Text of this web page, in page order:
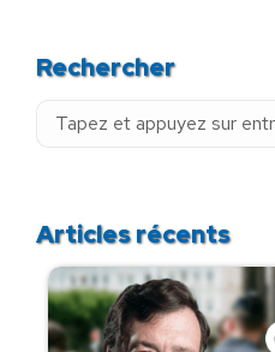
Rechercher
Recherche
Articles récents